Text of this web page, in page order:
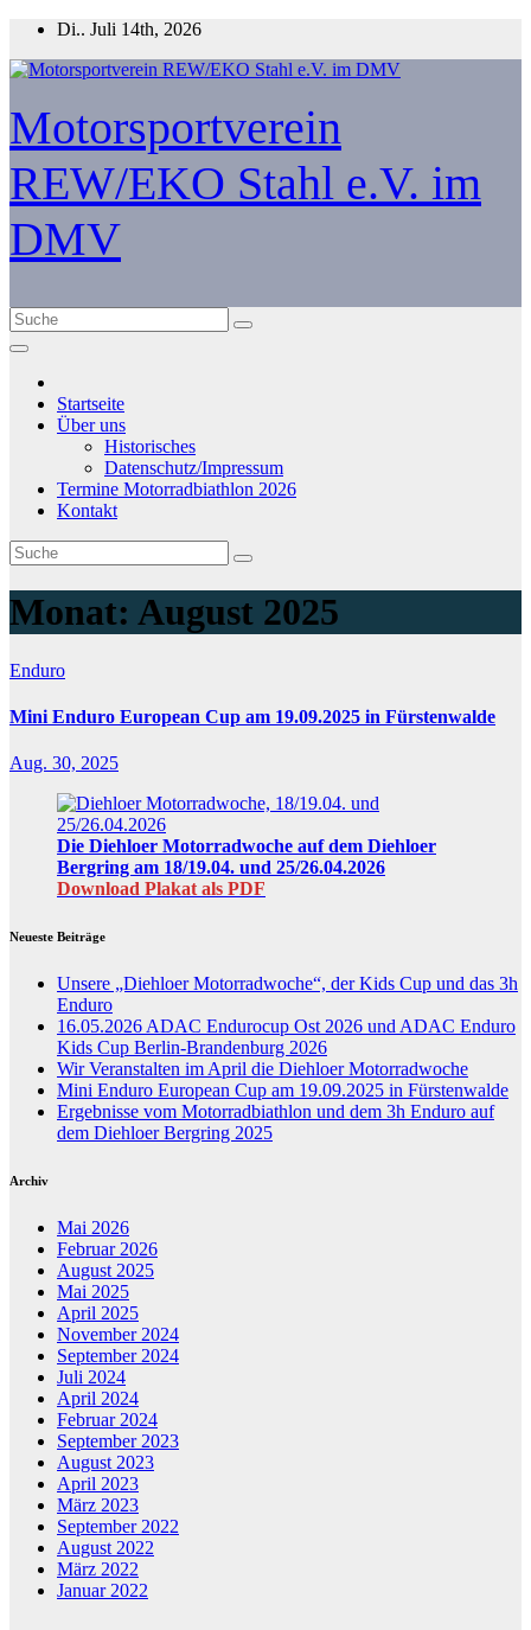
Zum
springen
Di.. Juli 14th, 2026
Motorsportverein
REW/EKO Stahl e.V. im
DMV
Startseite
Über uns
Historisches
Datenschutz/Impressum
Termine Motorradbiathlon 2026
Kontakt
Monat: August 2025
Enduro
Mini Enduro European Cup am 19.09.2025 in Fürstenwalde
Aug. 30, 2025
Die Diehloer Motorradwoche auf dem Diehloer
Bergring am 18/19.04. und 25/26.04.2026
Download Plakat als PDF
Neueste Beiträge
Unsere „Diehloer Motorradwoche“, der Kids Cup und das 3h
Enduro
16.05.2026 ADAC Endurocup Ost 2026 und ADAC Enduro
Kids Cup Berlin-Brandenburg 2026
Wir Veranstalten im April die Diehloer Motorradwoche
Mini Enduro European Cup am 19.09.2025 in Fürstenwalde
Ergebnisse vom Motorradbiathlon und dem 3h Enduro auf
dem Diehloer Bergring 2025
Archiv
Mai 2026
Februar 2026
August 2025
Mai 2025
April 2025
November 2024
September 2024
Juli 2024
April 2024
Februar 2024
September 2023
August 2023
April 2023
März 2023
September 2022
August 2022
März 2022
Januar 2022